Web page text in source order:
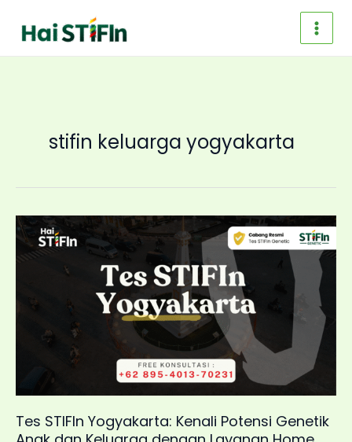
content
stifin keluarga yogyakarta
Tes STIFIn Yogyakarta: Kenali Potensi Genetik